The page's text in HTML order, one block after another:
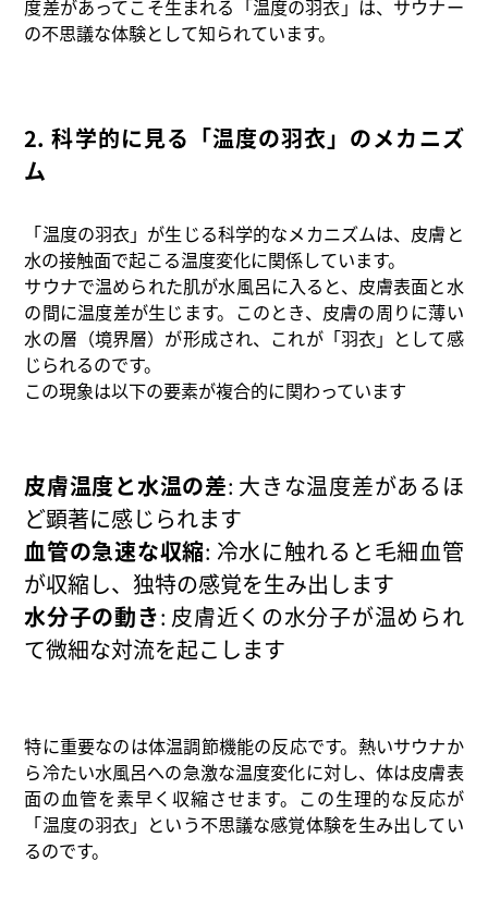
度差があってこそ生まれる「温度の羽衣」は、サウナー
の不思議な体験として知られています。
2. 科学的に見る「温度の羽衣」のメカニズ
ム
「温度の羽衣」が生じる科学的なメカニズムは、皮膚と
水の接触面で起こる温度変化に関係しています。
サウナで温められた肌が水風呂に入ると、皮膚表面と水
の間に温度差が生じます。このとき、皮膚の周りに薄い
水の層（境界層）が形成され、これが「羽衣」として感
じられるのです。
この現象は以下の要素が複合的に関わっています
皮膚温度と水温の差: 大きな温度差があるほ
ど顕著に感じられます
血管の急速な収縮: 冷水に触れると毛細血管
が収縮し、独特の感覚を生み出します
水分子の動き: 皮膚近くの水分子が温められ
て微細な対流を起こします
特に重要なのは体温調節機能の反応です。熱いサウナか
ら冷たい水風呂への急激な温度変化に対し、体は皮膚表
面の血管を素早く収縮させます。この生理的な反応が
「温度の羽衣」という不思議な感覚体験を生み出してい
るのです。